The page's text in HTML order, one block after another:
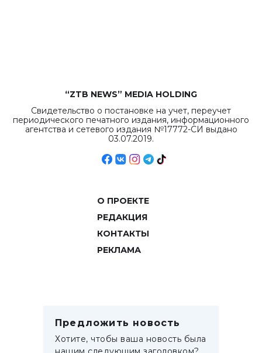
“ZTB NEWS” MEDIA HOLDING
Свидетельство о постановке на учет, переучет
периодического печатного издания, информационного
агентства и сетевого издания №17772-СИ выдано
03.07.2019.
О ПРОЕКТЕ
РЕДАКЦИЯ
КОНТАКТЫ
РЕКЛАМА
Предложить новость
Хотите, чтобы ваша новость была